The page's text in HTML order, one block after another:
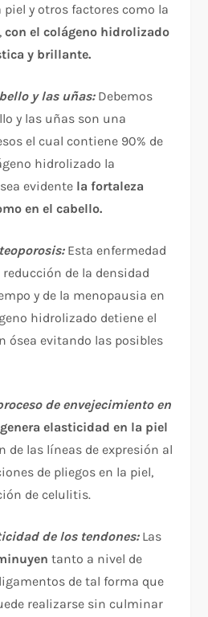
y otros factores como la
con el colágeno hidrolizado
y brillante.
y las uñas:Debemos
y las uñas son una
el cual contiene 90% de
hidrolizado la
evidente la fortaleza
en el cabello.
Esta enfermedad
de la densidad
y de la menopausia en
hidrolizado detiene el
ósea evitando las posibles
de envejecimiento en
genera elasticidad en la piel
de las líneas de expresión al
de pliegos en la piel,
de celulitis.
de los tendones:Las
tanto a nivel de
de tal forma que
realizarse sin culminar